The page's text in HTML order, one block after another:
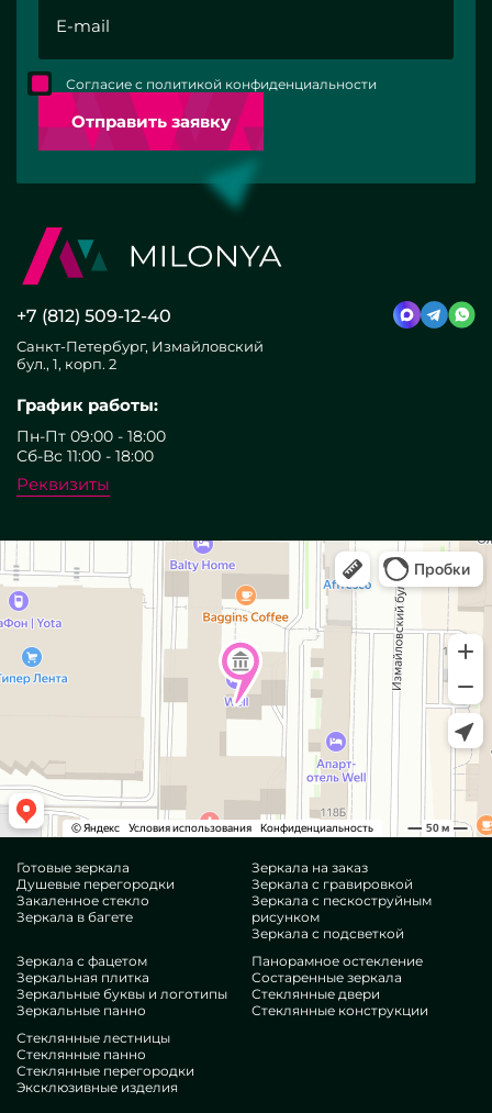
Отправить заявку
Согласие с политикой конфиденциальности
+7 (812) 509-12-40
Санкт-Петербург, Измайловский
бул., 1, корп. 2
График работы:
Пн-Пт 09:00 - 18:00
Сб-Вс 11:00 - 18:00
Реквизиты
Готовые зеркала
Душевые перегородки
Закаленное стекло
Зеркала в багете
Зеркала на заказ
Зеркала с гравировкой
Зеркала с пескоструйным
рисунком
Зеркала с подсветкой
Зеркала с фацетом
Зеркальная плитка
Зеркальные буквы и логотипы
Зеркальные панно
Панорамное остекление
Состаренные зеркала
Стеклянные двери
Стеклянные конструкции
Стеклянные лестницы
Стеклянные панно
Стеклянные перегородки
Эксклюзивные изделия